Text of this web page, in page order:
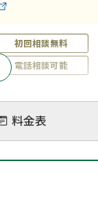
初回相談無料
電話相談可能
相続登記
相続税申告
料金表